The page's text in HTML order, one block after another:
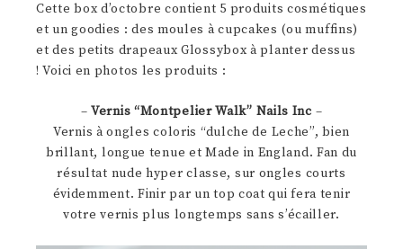
Cette box d’octobre contient 5 produits cosmétiques
et un goodies : des moules à cupcakes (ou muffins)
et des petits drapeaux Glossybox à planter dessus
! Voici en photos les produits :
– Vernis “Montpelier Walk” Nails Inc –
Vernis à ongles coloris “dulche de Leche”, bien
brillant, longue tenue et Made in England. Fan du
résultat nude hyper classe, sur ongles courts
évidemment. Finir par un top coat qui fera tenir
votre vernis plus longtemps sans s’écailler.